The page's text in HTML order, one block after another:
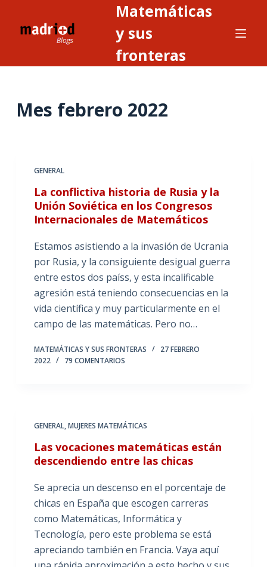
Matemáticas
y sus
fronteras
Mes febrero 2022
GENERAL
La conflictiva historia de Rusia y la
Unión Soviética en los Congresos
Internacionales de Matemáticos
Estamos asistiendo a la invasión de Ucrania
por Rusia, y la consiguiente desigual guerra
entre estos dos paíss, y esta incalificable
agresión está teniendo consecuencias en la
vida científica y muy particularmente en el
campo de las matemáticas. Pero no…
MATEMÁTICAS Y SUS FRONTERAS
27 FEBRERO
2022
79 COMENTARIOS
GENERAL,MUJERES MATEMÁTICAS
Las vocaciones matemáticas están
descendiendo entre las chicas
Se aprecia un descenso en el porcentaje de
chicas en España que escogen carreras
como Matemáticas, Informática y
Tecnología, pero este problema se está
apreciando también en Francia. Vaya aquí